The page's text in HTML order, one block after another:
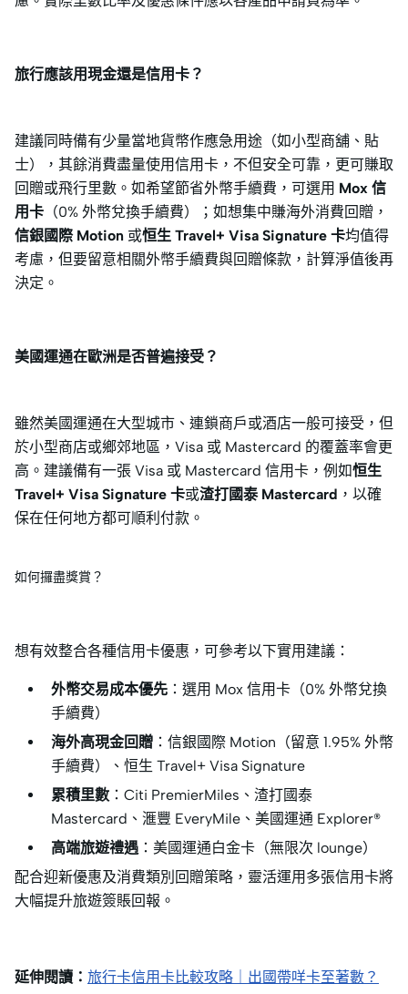
旅行應該用現金還是信用卡？
建議同時備有少量當地貨幣作應急用途（如小型商舖、貼
士），其餘消費盡量使用信用卡，不但安全可靠，更可賺取
回贈或飛行里數。如希望節省外幣手續費，可選用 Mox 信
用卡 （0% 外幣兌換手續費）；如想集中賺海外消費回贈，
信銀國際 Motion 或恒生 Travel+ Visa Signature 卡均值得
考慮，但要留意相關外幣手續費與回贈條款，計算淨值後再
決定。
美國運通在歐洲是否普遍接受？
雖然美國運通在大型城市、連鎖商戶或酒店一般可接受，但
於小型商店或鄉郊地區，Visa 或 Mastercard 的覆蓋率會更
高。建議備有一張 Visa 或 Mastercard 信用卡，例如恒生
Travel+ Visa Signature 卡或渣打國泰 Mastercard ，以確
保在任何地方都可順利付款。
如何攞盡獎賞？
想有效整合各種信用卡優惠，可參考以下實用建議：
外幣交易成本優先 ：選用 Mox 信用卡（0% 外幣兌換
手續費）
海外高現金回贈 ：信銀國際 Motion（留意 1.95% 外幣
手續費）、恒生 Travel+ Visa Signature
累積里數 ：Citi PremierMiles、渣打國泰
Mastercard、滙豐 EveryMile、美國運通 Explorer®
高端旅遊禮遇 ：美國運通白金卡（無限次 lounge）
配合迎新優惠及消費類別回贈策略，靈活運用多張信用卡將
大幅提升旅遊簽賬回報。
延伸閱讀： 旅行卡信用卡比較攻略｜出國帶咩卡至著數？